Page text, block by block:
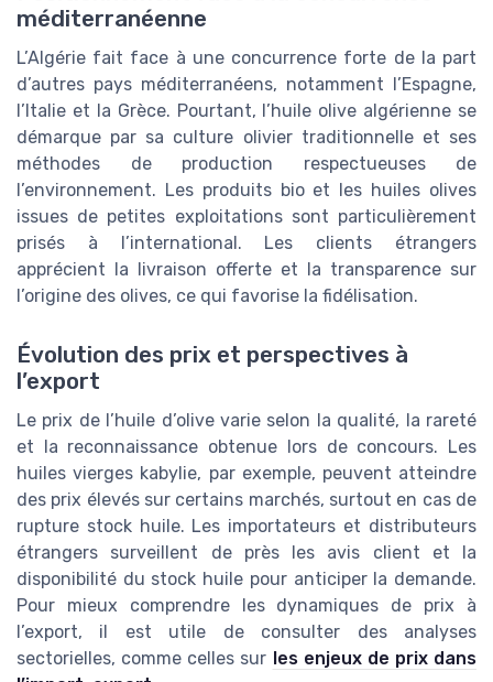
méditerranéenne
L’Algérie fait face à une concurrence forte de la part
d’autres pays méditerranéens, notamment l’Espagne,
l’Italie et la Grèce. Pourtant, l’huile olive algérienne se
démarque par sa culture olivier traditionnelle et ses
méthodes de production respectueuses de
l’environnement. Les produits bio et les huiles olives
issues de petites exploitations sont particulièrement
prisés à l’international. Les clients étrangers
apprécient la livraison offerte et la transparence sur
l’origine des olives, ce qui favorise la fidélisation.
Évolution des prix et perspectives à
l’export
Le prix de l’huile d’olive varie selon la qualité, la rareté
et la reconnaissance obtenue lors de concours. Les
huiles vierges kabylie, par exemple, peuvent atteindre
des prix élevés sur certains marchés, surtout en cas de
rupture stock huile. Les importateurs et distributeurs
étrangers surveillent de près les avis client et la
disponibilité du stock huile pour anticiper la demande.
Pour mieux comprendre les dynamiques de prix à
l’export, il est utile de consulter des analyses
sectorielles, comme celles sur les enjeux de prix dans